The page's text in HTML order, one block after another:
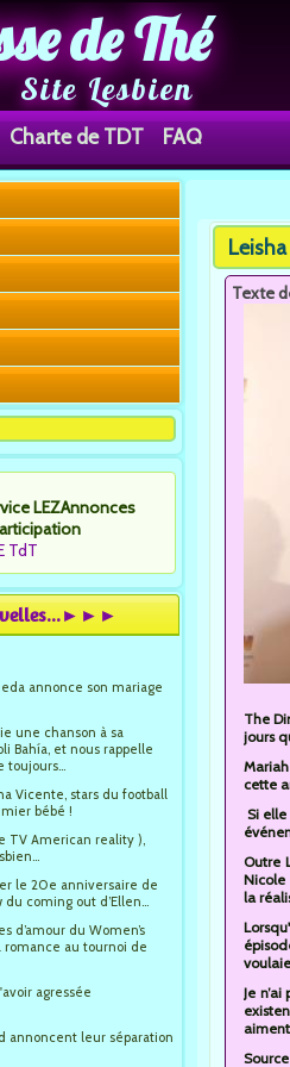
de Thé
Site Lesbien
Charte de TDT FAQ
LEZAnnonces
TdT
annonce son mariage
une chanson à sa
Bahía, et nous rappelle
toujours...
Vicente, stars du football
bébé !
TV American reality ),
le 20e anniversaire de
coming out d’Ellen...
d’amour du Women’s
romance au tournoi de
agressée
annoncent leur séparation
Vous
Texte
The
jours
cette
Si
Outre
Nicole
la
Je